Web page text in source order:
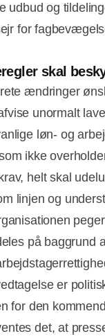
udbud og
for
skal
ændringer
unormalt
løn- og
ikke
helt skal
linjen og
på baggrund
er
for den
det, at